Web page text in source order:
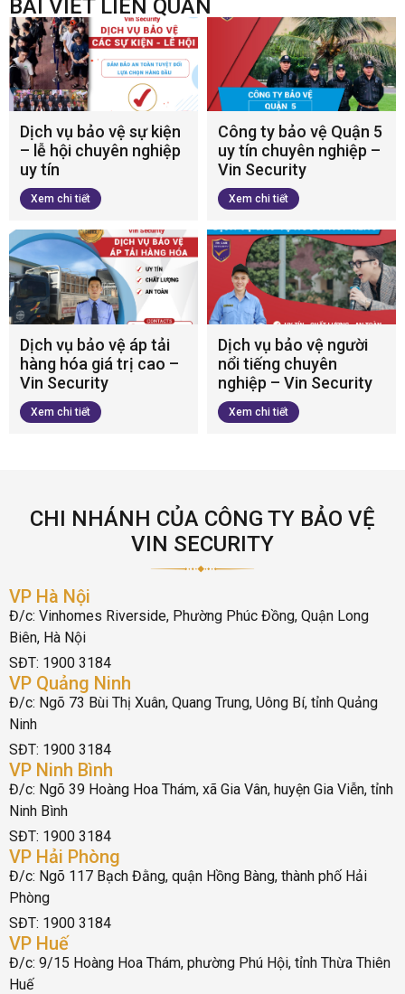
BÀI VIẾT LIÊN QUAN
Dịch vụ bảo vệ sự kiện
– lễ hội chuyên nghiệp
uy tín
Xem chi tiết
Công ty bảo vệ Quận 5
uy tín chuyên nghiệp –
Vin Security
Xem chi tiết
Dịch vụ bảo vệ áp tải
hàng hóa giá trị cao –
Vin Security
Xem chi tiết
Dịch vụ bảo vệ người
nổi tiếng chuyên
nghiệp – Vin Security
Xem chi tiết
CHI NHÁNH CỦA CÔNG TY BẢO VỆ
VIN SECURITY
VP Hà Nội
Đ/c: Vinhomes Riverside, Phường Phúc Đồng, Quận Long
Biên, Hà Nội
SĐT: 1900 3184
VP Quảng Ninh
Đ/c: Ngõ 73 Bùi Thị Xuân, Quang Trung, Uông Bí, tỉnh Quảng
Ninh
SĐT: 1900 3184
VP Ninh Bình
Đ/c: Ngõ 39 Hoàng Hoa Thám, xã Gia Vân, huyện Gia Viễn, tỉnh
Ninh Bình
SĐT: 1900 3184
VP Hải Phòng
Đ/c: Ngõ 117 Bạch Đằng, quận Hồng Bàng, thành phố Hải
Phòng
SĐT: 1900 3184
VP Huế
Đ/c: 9/15 Hoàng Hoa Thám, phường Phú Hội, tỉnh Thừa Thiên
Huế